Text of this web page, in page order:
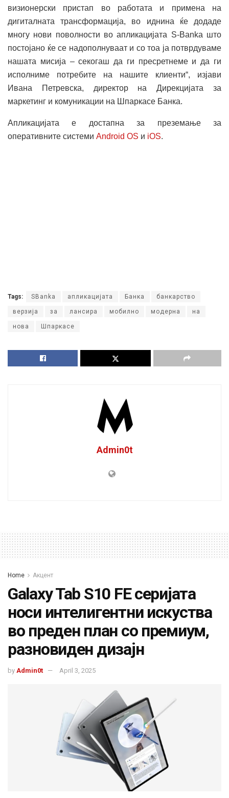
визионерски пристап во работата и примена на
дигиталната трансформација, во иднина ќе додаде
многу нови поволности во апликацијата S-Banka што
постојано ќе се надополнуваат и со тоа ја потврдуваме
нашата мисија – секогаш да ги пресретнеме и да ги
исполниме потребите на нашите клиенти“, изјави
Ивана Петревска, директор на Дирекцијата за
маркетинг и комуникации на Шпаркасе Банка.
Апликацијата е достапна за преземање за
оперативните системи Android OS и iOS.
Tags: SBanka апликацијата Банка банкарство
верзија за лансира мобилно модерна на
нова Шпаркасе
Admin0t
Home Акцент
Galaxy Tab S10 FE серијата
носи интелигентни искуства
во преден план со премиум,
разновиден дизајн
by Admin0t April 3, 2025